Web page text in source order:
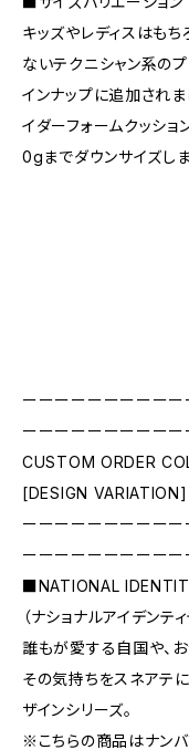
キッズやレディスはも
ないテクニシャン系の
インナップに追加されま
イダーフォームクッシ
0gまでダウンサイズしま
ーーーーーーーーー
ーーーーーーーーー
CUSTOM ORDER
[DESIGN VARIATION]
ーーーーーーーーー
ーーーーーーーーー
■NATIONAL
（ナショナルアイデンテ
誰もが愛する自国や、
その気持ちをスネアテ
ザインシリーズ。
※こちらの商品はナン